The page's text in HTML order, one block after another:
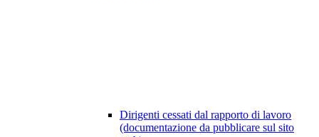
Dirigenti cessati dal rapporto di lavoro
(documentazione da pubblicare sul sito